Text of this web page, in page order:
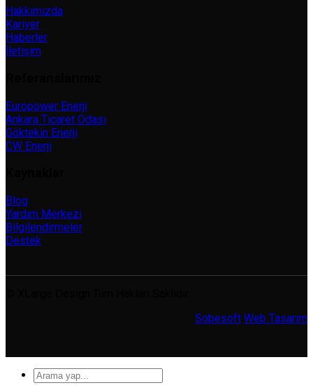
Hakkımızda
Kariyer
Haberler
İletişim
Europower Enerji
Ankara Ticaret Odası
Göktekin Enerji
CW Enerji
Blog
Yardım Merkezi
Bilgilendirmeler
Destek
Sobesoft Web Tasarım
Ara: